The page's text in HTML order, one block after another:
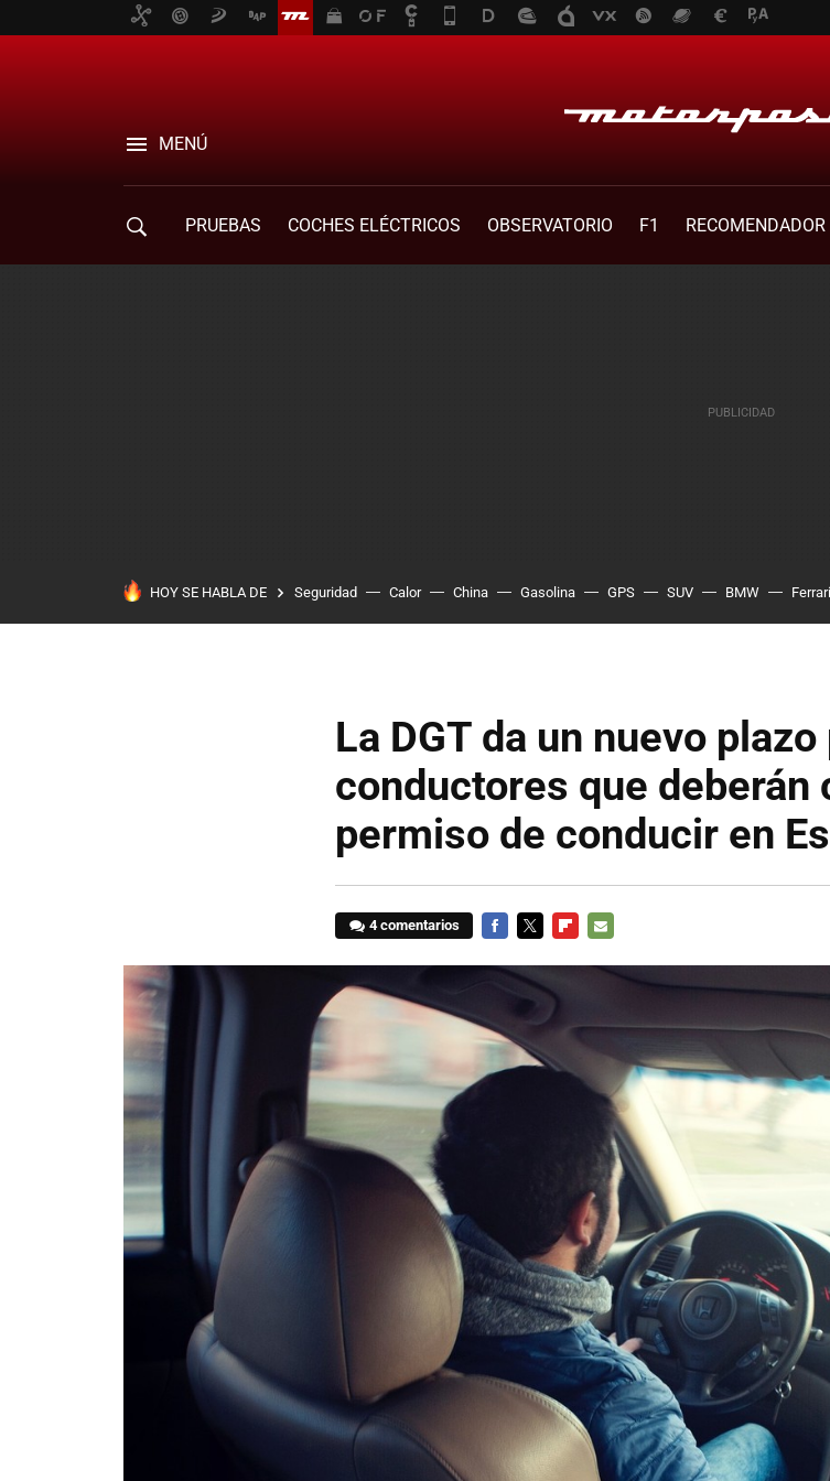
MENÚ
PRUEBAS COCHES ELÉCTRICOS OBSERVATORIO F1
HOY SE HABLA DE Seguridad Calor China Gasolina GPS SUV BMW Ferrari
La DGT da un nuevo
conductores que deberán
permiso de conducir en
4 comentarios
MAIL